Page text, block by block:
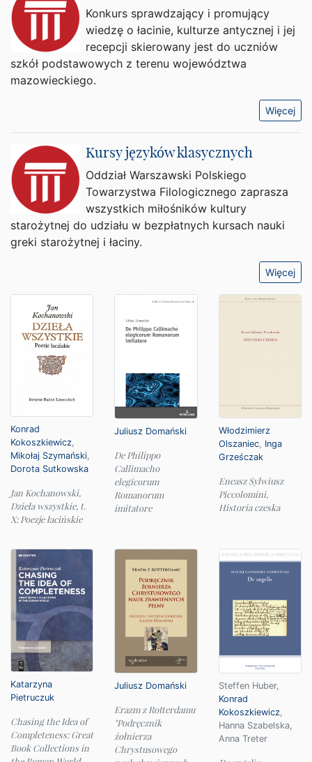
Konrad
Kokoszkiewicz,
Mikołaj Szymański,
Dorota Sutkowska
Jan Kochanowski,
Dzieła wszystkie, t.
X: Poezje łacińskie
Juliusz Domański
De Philippo
Callimacho
elegicorum
Romanorum
imitatore
Włodzimierz
Olszaniec, Inga
Grześczak
Eneasz Sylwiusz
Piccolomini,
Historia czeska
Katarzyna
Pietruczuk
Chasing the Idea of
Completeness: Great
Book Collections in
Juliusz Domański
Erazm z Rotterdamu
"Podręcznik
żołnierza
Chrystusowego
Steffen Huber,
Konrad
Kokoszkiewicz,
Hanna Szabelska,
Anna Treter
Konkurs sprawdzający i promujący
wiedzę o łacinie, kulturze antycznej i jej
recepcji skierowany jest do uczniów
szkół podstawowych z terenu województwa
mazowieckiego.
Więcej
Kursy języków klasycznych
Oddział Warszawski Polskiego
Towarzystwa Filologicznego zaprasza
wszystkich miłośników kultury
starożytnej do udziału w bezpłatnych kursach nauki
greki starożytnej i łaciny.
Więcej